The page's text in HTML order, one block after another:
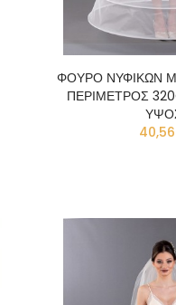
ΦΟΥΡΟ ΝΥΦΙΚΩΝ
ΠΕΡΙΜΕΤΡΟΣ